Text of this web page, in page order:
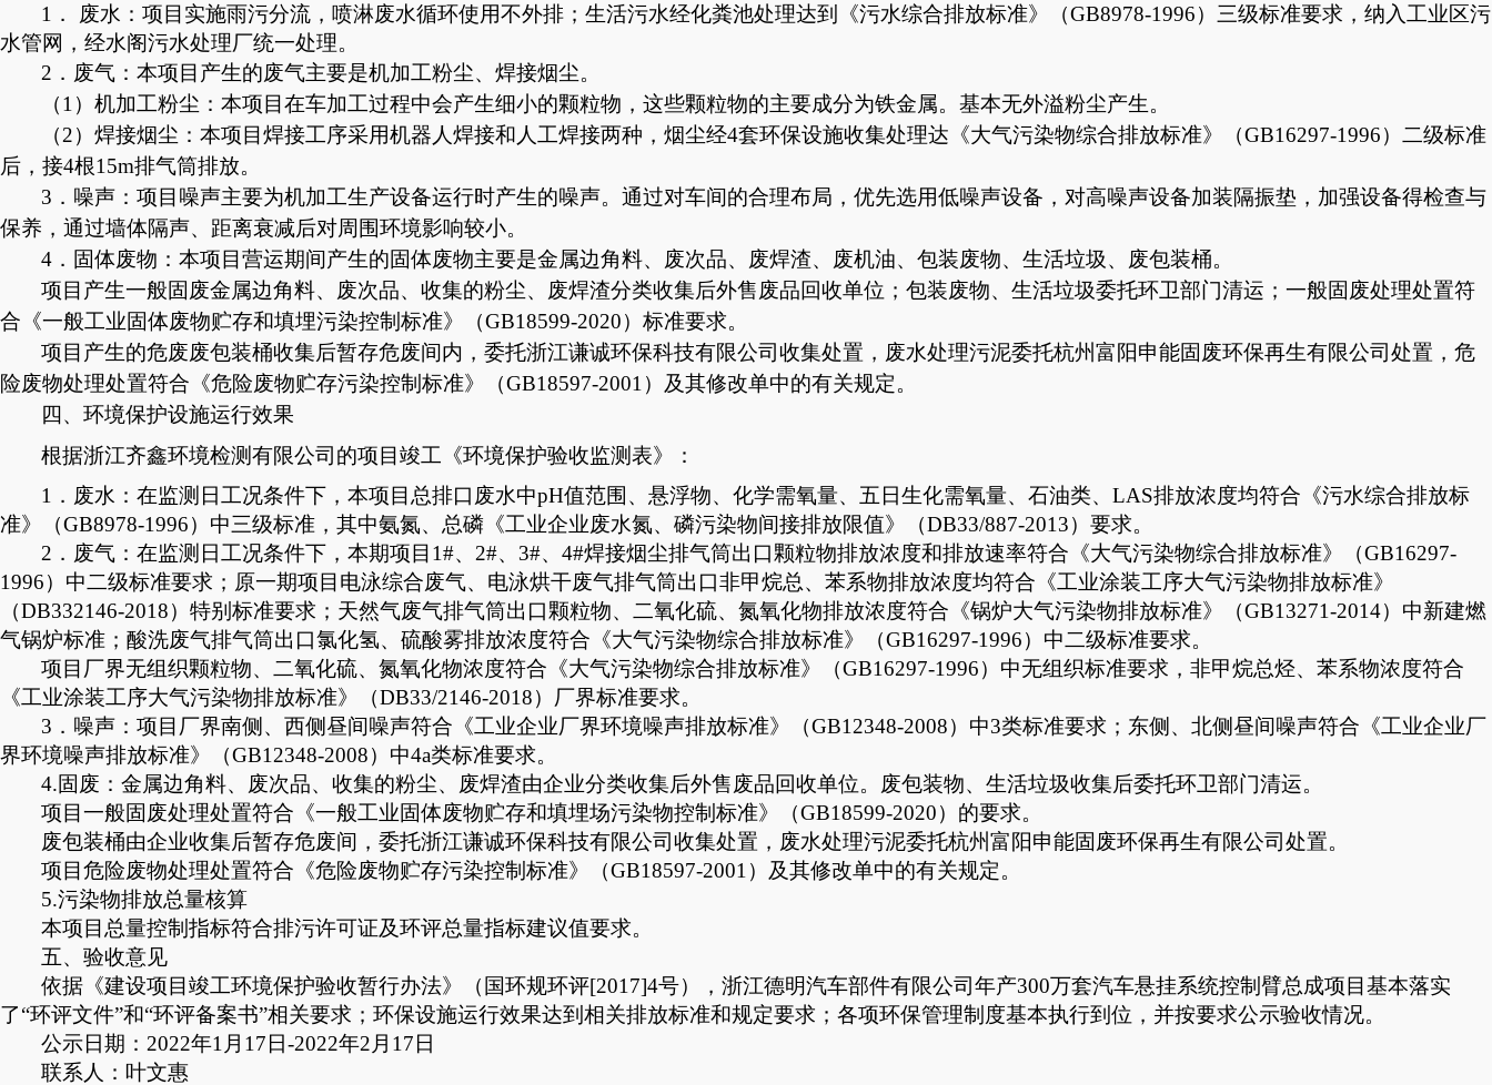
1． 废水：项目实施雨污分流，喷淋废水循环使用不外排；生活污水经化粪池处理达到《污水综合排放标准》（GB8978-1996）三级标准要求，纳入工业区污
水管网，经水阁污水处理厂统一处理。
2．废气：本项目产生的废气主要是机加工粉尘、焊接烟尘。
（1）机加工粉尘： 本项目在车加工过程中会产生细小的颗粒物，这些颗粒物的主要成分为铁金属。基本无外溢粉尘产生。
（2）焊接烟尘： 本项目焊接工序采用机器人焊接和人工焊接两种，烟尘经4套环保设施收集处理达《大气污染物综合排放标准》（GB16297-1996）二级标准
后，接4根15m排气筒排放。
3．噪声：项目噪声主要为机加工生产设备运行时产生的噪声。通过对车间的合理布局，优先选用低噪声设备，对高噪声设备加装隔振垫，加强设备得检查与
保养，通过墙体隔声、距离衰减后对周围环境影响较小。
4．固体废物：本项目营运期间产生的固体废物主要是金属边角料、废次品、废焊渣、废机油、包装废物、生活垃圾、废包装桶。
项目产生一般固废金属边角料、废次品、收集的粉尘、废焊渣分类收集后外售废品回收单位；包装废物、生活垃圾委托环卫部门清运；一般固废处理处置符
合《一般工业固体废物贮存和填埋污染控制标准》（GB18599-2020）标准要求。
项目产生的危废废包装桶收集后暂存危废间内，委托浙江谦诚环保科技有限公司收集处置，废水处理污泥委托杭州富阳申能固废环保再生有限公司处置，危
险废物处理处置符合《危险废物贮存污染控制标准》（GB18597-2001 ）及其修改单中的有关规定。
四、环境保护设施运行效果
根据浙江齐鑫环境检测有限公司的项目竣工《环境保护验收监测表》：
1 ．废水：在监测日工况条件下，本项目总排口废水中pH值范围、悬浮物、化学需氧量、五日生化需氧量、石油类、LAS排放浓度均符合《污水综合排放标
准》（GB8978-1996）中三级标准，其中氨氮、总磷《工业企业废水氮、磷污染物间接排放限值》（DB33/887-2013）要求。
2．废气：在监测日工况条件下，本期项目1#、2#、3#、4#焊接烟尘排气筒出口颗粒物排放浓度和排放速率符合《大气污染物综合排放标准》（GB16297-
1996）中二级标准要求；原一期项目电泳综合废气、电泳烘干废气排气筒出口非甲烷总、苯系物排放浓度均符合 《工业涂装工序大气污染物排放标准》
（DB332146-2018） 特别标准要求；天然气废气排气筒出口颗粒物、二氧化硫、氮氧化物排放浓度符合《锅炉大气污染物排放标准》（GB13271-2014）中新建燃
气锅炉标准；酸洗废气排气筒出口氯化氢、硫酸雾排放浓度符合《大气污染物综合排放标准》（GB16297-1996）中二级标准要求。
项目厂界无组织颗粒物、二氧化硫、氮氧化物浓度符合 《大气污染物综合排放标准》（GB16297-1996） 中无组织标准要求，非甲烷总烃、苯系物浓度符合
《工业涂装工序大气污染物排放标准》（DB33/2146-2018） 厂界标准要求。
3．噪声：项目厂界南侧、西侧昼间噪声符合 《工业企业厂界环境噪声排放标准》（GB12348-2008）中3类标准要求；东侧、北侧昼间噪声符合 《工业企业厂
界环境噪声排放标准》（GB12348-2008）中4a类标准要求。
4.固废：金属边角料、废次品、收集的粉尘、废焊渣由企业分类收集后外售废品回收单位。废包装物、生活垃圾收集后委托环卫部门清运。
项目一般固废处理处置符合《一般工业固体废物贮存和填埋场污染物控制标准》（GB18599-2020）的要求。
废包装桶由企业收集后暂存危废间，委托浙江谦诚环保科技有限公司收集处置，废水处理污泥委托杭州富阳申能固废环保再生有限公司处置。
项目危险废物处理处置符合《危险废物贮存污染控制标准》（GB18597-2001 ）及其修改单中的有关规定。
5.污染物排放总量核算
本项目总量控制指标符合排污许可证及环评总量指标建议值要求。
五、 验收意见
依据《建设项目竣工环境保护验收暂行办法》
（国环规环评[2017]4号） ，浙江德明汽车部件有限公司年产300万套汽车悬挂系统控制臂总成项目基本落实
了“环评文件”和“环评备案书”相关要求；环保设施运行效果达到相关排放标准和规定要求；各项环保管理制度基本执行到位，并按要求公示验收情况。
公示日期：2022年1月17日-2022年2月17日
联系人：叶文惠